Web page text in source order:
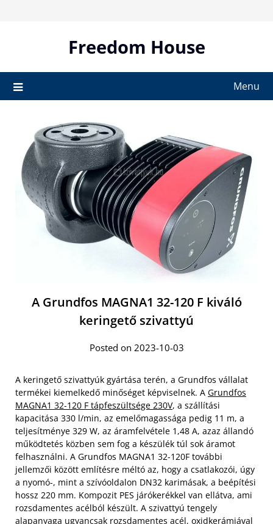
Freedom House
Menu
A Grundfos MAGNA1 32-120 F kiváló
keringető szivattyú
Posted on 2023-10-03
A keringető szivattyúk gyártása terén, a Grundfos vállalat
termékei kiemelkedő minőséget képviselnek. A Grundfos
MAGNA1 32-120 F tápfeszültsége 230V, a szállítási
kapacitása 330 l/min, az emelőmagassága pedig 11 m, a
teljesítménye 329 W, az áramfelvétele 1,48 A, azaz állandó
működtetés közben sem fog a készülék túl sok áramot
felhasználni. A Grundfos MAGNA1 32-120F további
jellemzői között említésre méltó az, hogy a csatlakozói, úgy
a nyomó-, mint a szívóoldalon DN32 karimásak, a beépítési
hossz 220 mm. Kompozit PES járókerékkel van ellátva, ami
rozsdamentes acélból készült. A szivattyú tengely
alapanyaga ugyancsak rozsdamentes acél, oxidkerámiával